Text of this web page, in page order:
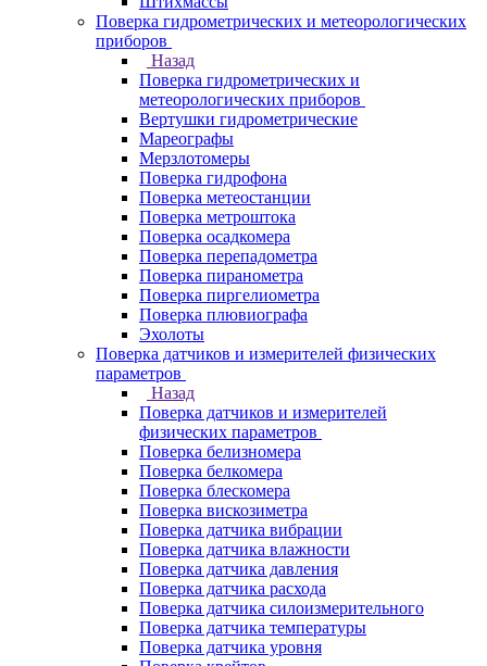
Поверка гидрометрических и метеорологических
приборов
Назад
Поверка гидрометрических и
метеорологических приборов
Вертушки гидрометрические
Мареографы
Мерзлотомеры
Поверка гидрофона
Поверка метеостанции
Поверка метроштока
Поверка осадкомера
Поверка перепадометра
Поверка пиранометра
Поверка пиргелиометра
Поверка плювиографа
Эхолоты
Поверка датчиков и измерителей физических
параметров
Назад
Поверка датчиков и измерителей
физических параметров
Поверка белизномера
Поверка белкомера
Поверка блескомера
Поверка вискозиметра
Поверка датчика вибрации
Поверка датчика влажности
Поверка датчика давления
Поверка датчика расхода
Поверка датчика силоизмерительного
Поверка датчика температуры
Поверка датчика уровня